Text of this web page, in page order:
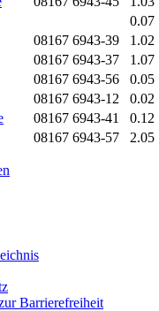
0.07
08167 6943-39 1.02
08167 6943-37 1.07
08167 6943-56 0.05
08167 6943-12 0.02
08167 6943-41 0.12
08167 6943-57 2.05
Barrierefreiheit